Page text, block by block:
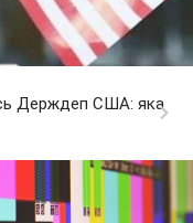
Держдеп США: яка